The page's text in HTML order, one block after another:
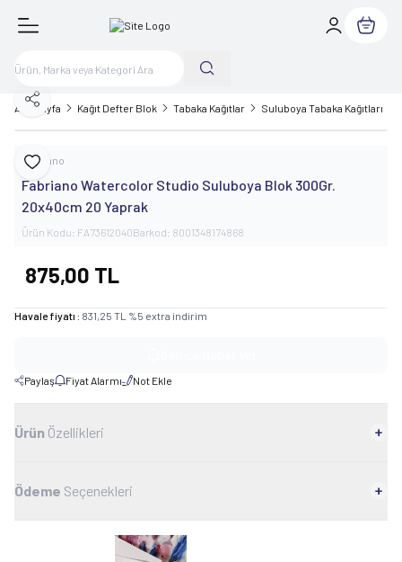
Sepetim
Ana Sayfa Kağıt Defter Blok Tabaka Kağıtlar Suluboya Tabaka Kağıtları
Favoriye Ekle
Paylaş
Fabriano
Fabriano Watercolor Studio Suluboya Blok 300Gr.
20x40cm 20 Yaprak
Ürün Kodu: FA73612040Barkod: 8001348174868
875,00 TL
Havale fiyatı : 831,25 TL %5 extra indirim
Paylaş Fiyat Alarmı Not Ekle
Ürün Özellikleri
Ödeme Seçenekleri